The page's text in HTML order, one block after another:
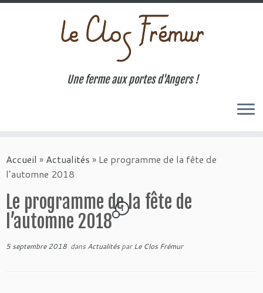
au
contenu
Une ferme aux portes d'Angers !
Accueil » Actualités » Le programme de la fête de
l’automne 2018
Le programme de la fête de
l’automne 2018
1
5 septembre 2018 dans ActualitésparLe Clos Frémur